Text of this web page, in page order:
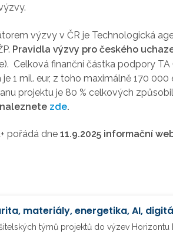
výzvy v ČR je Technologická
Pravidla výzvy pro českého
Celková finanční částka podpory
1 mil. eur, z toho maximálně 170
projektu je 80 % celkových
naleznete zde.
pořádá dne11.9.2025 informační
týmů projektů do výzev Horizontu